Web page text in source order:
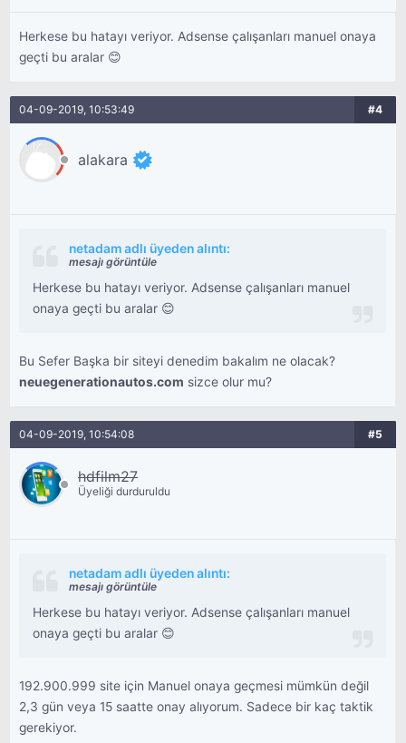
Herkese bu hatayı veriyor. Adsense çalışanları manuel onaya
geçti bu aralar 😊
04-09-2019, 10:53:49 #4
alakara
netadam adlı üyeden alıntı:
mesajı görüntüle
Herkese bu hatayı veriyor. Adsense çalışanları manuel
onaya geçti bu aralar 😊
Bu Sefer Başka bir siteyi denedim bakalım ne olacak?
neuegenerationautos.com sizce olur mu?
04-09-2019, 10:54:08 #5
hdfilm27
Üyeliği durduruldu
netadam adlı üyeden alıntı:
mesajı görüntüle
Herkese bu hatayı veriyor. Adsense çalışanları manuel
onaya geçti bu aralar 😊
192.900.999 site için Manuel onaya geçmesi mümkün değil
2,3 gün veya 15 saatte onay alıyorum. Sadece bir kaç taktik
gerekiyor.